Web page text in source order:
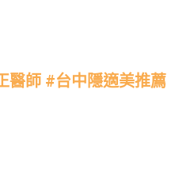
醫師 #台中隱適美推薦